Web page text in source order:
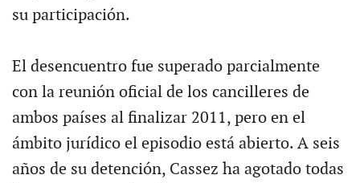
su participación.
El desencuentro fue superado parcialmente
con la reunión oficial de los cancilleres de
ambos países al finalizar 2011, pero en el
ámbito jurídico el episodio está abierto. A seis
años de su detención, Cassez ha agotado todas